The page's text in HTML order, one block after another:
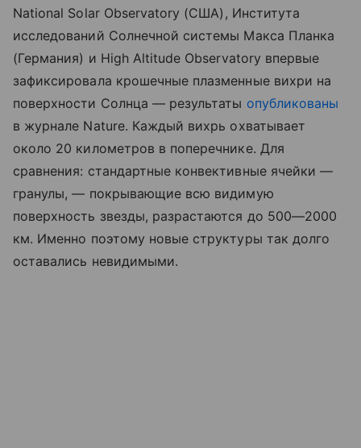
National Solar Observatory (США), Института
исследований Солнечной системы Макса Планка
(Германия) и High Altitude Observatory впервые
зафиксировала крошечные плазменные вихри на
поверхности Солнца — результаты опубликованы
в журнале Nature. Каждый вихрь охватывает
около 20 километров в поперечнике. Для
сравнения: стандартные конвективные ячейки —
гранулы, — покрывающие всю видимую
поверхность звезды, разрастаются до 500—2000
км. Именно поэтому новые структуры так долго
оставались невидимыми.